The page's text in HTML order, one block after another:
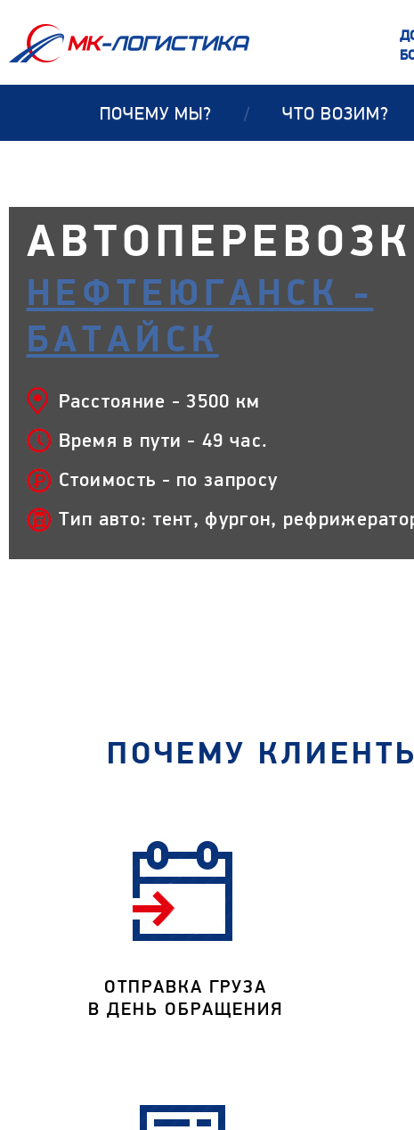
ПОЧЕМУ МЫ? / ЧТО ВОЗИМ?
НЕФТЕЮГАНСК -
БАТАЙСК
Расстояние - 3500 км
Время в пути - 49 час.
Стоимость - по запросу
Тип авто: тент, фургон,
ПОЧЕМУ
ОТПРАВКА ГРУЗА
В ДЕНЬ ОБРАЩЕНИЯ